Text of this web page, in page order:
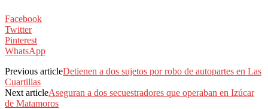
Facebook
Twitter
Pinterest
WhatsApp
Previous articleDetienen a dos sujetos por robo de autopartes en Las
Cuartillas
Next articleAseguran a dos secuestradores que operaban en Izúcar
de Matamoros